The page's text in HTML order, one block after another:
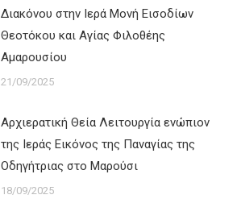
Διακόνου στην Ιερά Μονή Εισοδίων
Θεοτόκου και Αγίας Φιλοθέης
Αμαρουσίου
21/09/2025
Αρχιερατική Θεία Λειτουργία ενώπιον
της Ιεράς Εικόνος της Παναγίας της
Οδηγήτριας στο Μαρούσι
18/09/2025